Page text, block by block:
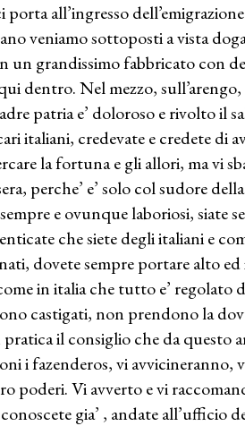
all’ingresso
veniamo sottoposti a vista
un grandissimo fabbricato con
dentro. Nel mezzo,
patria e’ doloroso e rivolto il
italiani, credevate e credete di
la fortuna e gli allori, ma vi
perche’ e’ solo col sudore
e ovunque laboriosi, siate
che siete degli italiani e
dovete sempre portare alto
in italia che tutto e’
castigati, non prendono la
pratica il consiglio che da
i fazenderos, vi avvicineranno,
poderi. Vi avverto e vi
gia’ , andate all’ufficio